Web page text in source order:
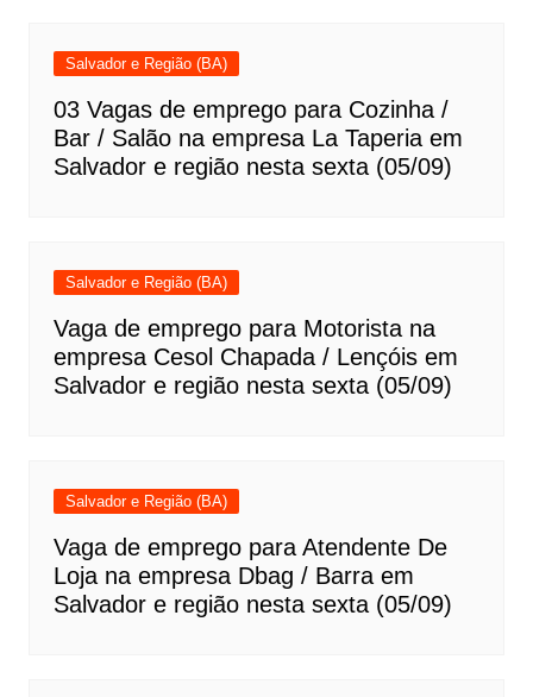
Salvador e Região (BA)
03 Vagas de emprego para Cozinha /
Bar / Salão na empresa La Taperia em
Salvador e região nesta sexta (05/09)
Salvador e Região (BA)
Vaga de emprego para Motorista na
empresa Cesol Chapada / Lençóis em
Salvador e região nesta sexta (05/09)
Salvador e Região (BA)
Vaga de emprego para Atendente De
Loja na empresa Dbag / Barra em
Salvador e região nesta sexta (05/09)